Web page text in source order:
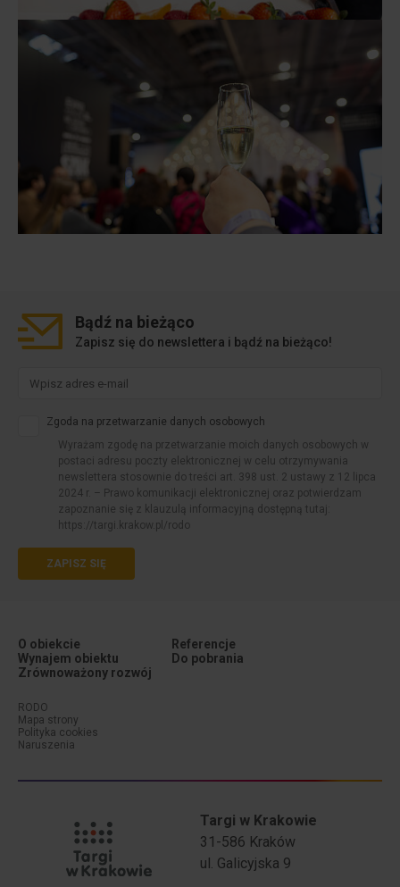
Bądź na bieżąco
Zapisz się do newslettera i bądź na bieżąco!
Zgoda na przetwarzanie danych osobowych
Wyrażam zgodę na przetwarzanie moich danych osobowych w
postaci adresu poczty elektronicznej w celu otrzymywania
newslettera stosownie do treści art. 398 ust. 2 ustawy z 12 lipca
2024 r. – Prawo komunikacji elektronicznej oraz potwierdzam
zapoznanie się z klauzulą informacyjną dostępną tutaj:
https://targi.krakow.pl/rodo
ZAPISZ SIĘ
Menu dodatkowe (stopka #1)
O obiekcie
Referencje
Wynajem obiektu
Do pobrania
Zrównoważony rozwój
Menu dodatkowe (stopka #2)
RODO
Mapa strony
Polityka cookies
Naruszenia
Targi w Krakowie
31-586 Kraków
ul. Galicyjska 9